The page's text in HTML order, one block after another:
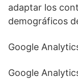
adaptar los
demográficos
Google
Google